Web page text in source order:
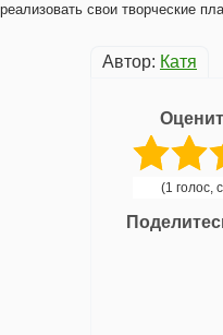
реализовать свои творческие
Автор: Катя
(1 голос,